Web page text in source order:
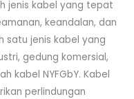
jenis kabel yang tepat
keandalan, dan
satu jenis kabel yang
gedung komersial,
kabel NYFGbY. Kabel
perlindungan